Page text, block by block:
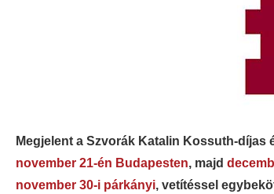
Megjelent a Szvorák Katalin Kossuth-
november 21-én Budapesten, majd
november 30-i párkányi, vetítéssel